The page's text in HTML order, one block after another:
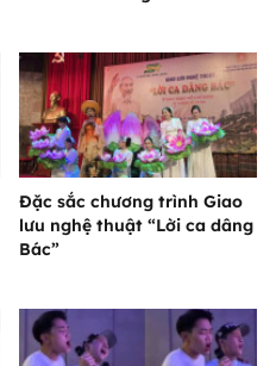
Đặc sắc chương trình Giao
lưu nghệ thuật “Lời ca dâng
Bác”